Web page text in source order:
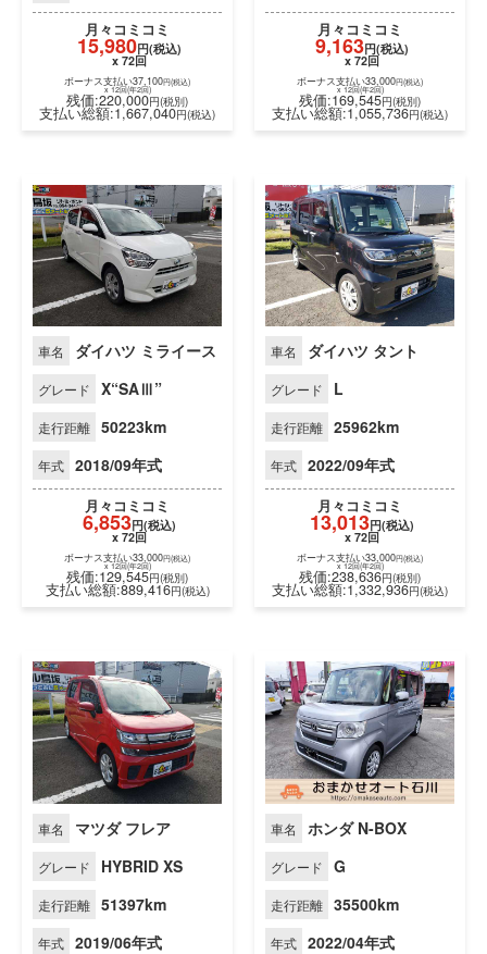
月々コミコミ
15,980
x 72回
x 12回(年2回)
残価:220,000円(税別)
月々コミコミ
x 12回(年2回)
残価:169,545
車名 ダイハツ ミライース
グレード X“SAⅢ”
走行距離 50223km
年式 2018/09年式
6,853円(税込)
ボーナス支払い33,000
車名 ダイハツ タント
グレード L
走行距離 25962km
年式 2022/09年式
13,013
ボーナス支払い33,000
車名 マツダ フレア
グレード HYBRID XS
走行距離 51397km
年式 2019/06年式
車名 ホンダ N-BOX
グレード G
走行距離 35500km
年式 2022/04年式